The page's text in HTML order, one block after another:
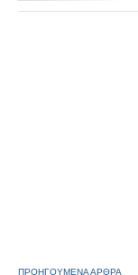
ΠΡΟΗΓΟΥΜΕΝΑ ΑΡΘΡΑ